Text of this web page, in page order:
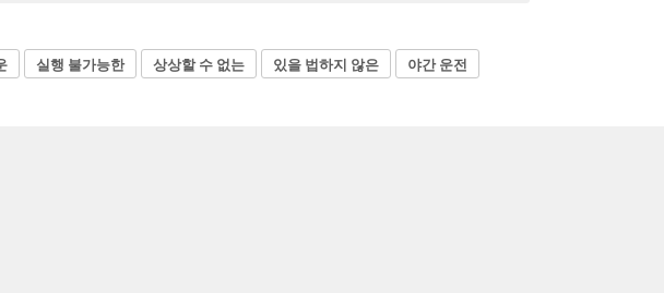
실행 불가능한 상상할 수 없는 있을 법하지 않은 야간 운전